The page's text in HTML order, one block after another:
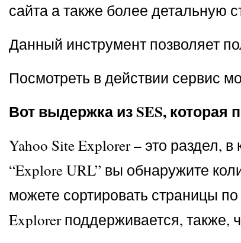
сайта а также более детальную
Данный инструмент позволяет
Посмотреть в действии сервис
Вот выдержка из SES, которая
Yahoo Site Explorer – это раздел,
“Explore URL” вы обнаружите
можете сортировать страницы
Explorer поддерживается, также,